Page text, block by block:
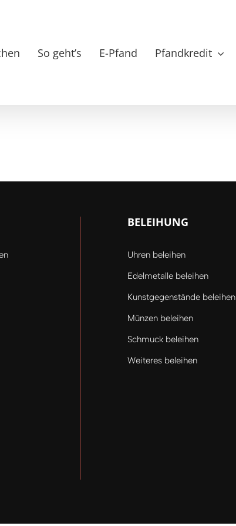
So geht’s E-Pfand Pfandkredit
BELEIHUNG
Uhren beleihen
Edelmetalle beleihen
Kunstgegenstände beleihen
Münzen beleihen
Schmuck beleihen
Weiteres beleihen